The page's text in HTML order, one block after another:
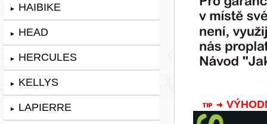
► HAIBIKE
► HEAD
► HERCULES
► KELLYS
► LAPIERRE